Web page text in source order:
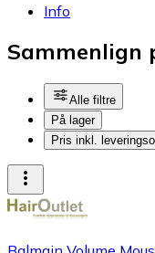
Info
Sammenlign
Alle filtre
På lager
Pris inkl.